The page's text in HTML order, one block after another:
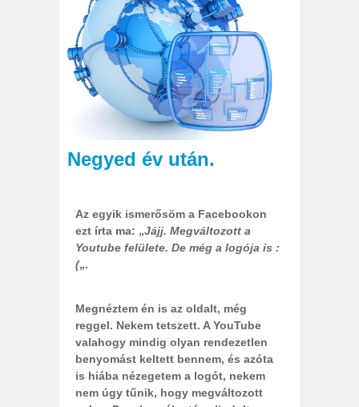
Negyed év után.
Az egyik ismerősöm a Facebookon
ezt írta ma: „Jájj. Megváltozott a
Youtube felülete. De még a logója is :
(„.
Megnéztem én is az oldalt, még
reggel. Nekem tetszett. A YouTube
valahogy mindig olyan rendezetlen
benyomást keltett bennem, és azóta
is hiába nézegetem a logót, nekem
nem úgy tűnik, hogy megváltozott